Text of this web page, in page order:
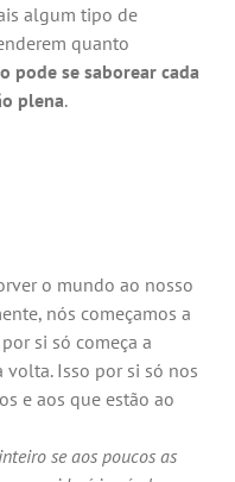
algum tipo de
quanto
pode se saborear cada
plena.
o mundo ao nosso
nós começamos a
si só começa a
volta. Isso por si só nos
e aos que estão ao
se aos poucos as